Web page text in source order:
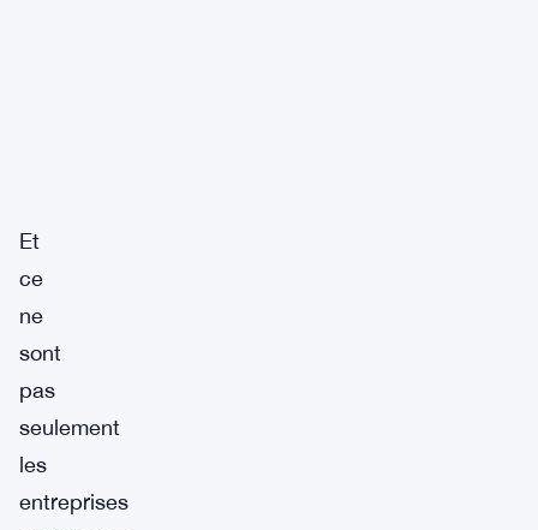
Et
ce
ne
sont
pas
seulement
les
entreprises